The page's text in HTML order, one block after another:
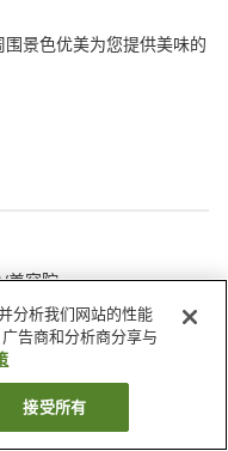
景色优美为您提供美味的
美容院
泉 Resorpia别府
分析我们网站的性能
告商和分析商分享与
接受所有